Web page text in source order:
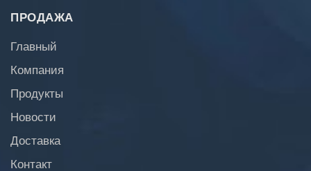
ПРОДАЖА
Главный
Компания
Продукты
Новости
Доставка
Контакт